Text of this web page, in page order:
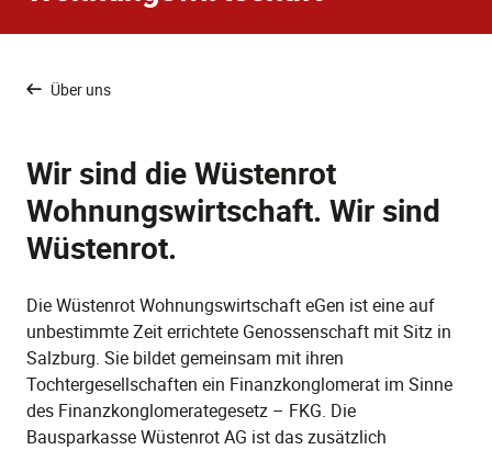
Über uns
Wir sind die Wüstenrot
Wohnungswirtschaft. Wir sind
Wüstenrot.
Die Wüstenrot Wohnungswirtschaft eGen ist eine auf
unbestimmte Zeit errichtete Genossenschaft mit Sitz in
Salzburg. Sie bildet gemeinsam mit ihren
Tochtergesellschaften ein Finanzkonglomerat im Sinne
des Finanzkonglomerategesetz – FKG. Die
Bausparkasse Wüstenrot AG ist das zusätzlich